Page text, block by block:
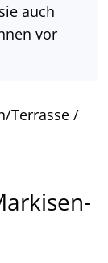
Terrasse /
auch
vor